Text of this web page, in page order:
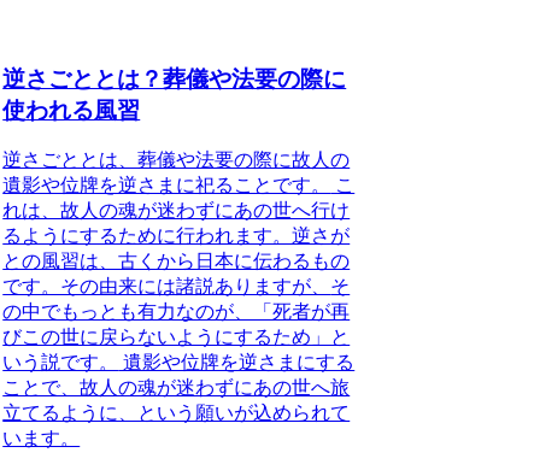
逆さごととは？葬儀や法要の際に
使われる風習
逆さごととは、葬儀や法要の際に故人の
遺影や位牌を逆さまに祀ることです。
こ
れは、故人の魂が迷わずにあの世へ行け
るようにするために行われます。逆さが
との風習は、古くから日本に伝わるもの
です。その由来には諸説ありますが、 そ
の中でもっとも有力なのが、「死者が再
びこの世に戻らないようにするため」と
いう説です。
遺影や位牌を逆さまにする
ことで、故人の魂が迷わずにあの世へ旅
立てるように、という願いが込められて
います。